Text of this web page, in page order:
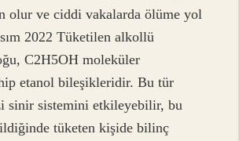
olur ve ciddi vakalarda ölüme yol
2022 Tüketilen alkollü
C2H5OH moleküler
etanol bileşikleridir. Bu tür
sinir sistemini etkileyebilir, bu
tüketen kişide bilinç